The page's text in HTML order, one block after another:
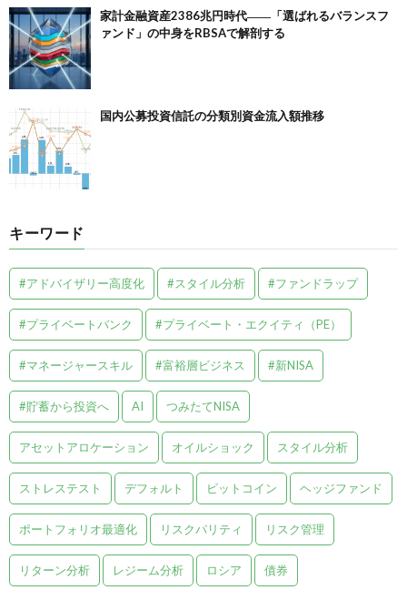
家計金融資産2386兆円時代――「選ばれるバランスフ
ァンド」の中身をRBSAで解剖する
国内公募投資信託の分類別資金流入額推移
キーワード
#アドバイザリー高度化 #スタイル分析 #ファンドラップ
#プライベートバンク #プライベート・エクイティ（PE）
#マネージャースキル #富裕層ビジネス #新NISA
#貯蓄から投資へ AI つみたてNISA
アセットアロケーション オイルショック スタイル分析
ストレステスト デフォルト ビットコイン ヘッジファンド
ポートフォリオ最適化 リスクパリティ リスク管理
リターン分析 レジーム分析 ロシア 債券